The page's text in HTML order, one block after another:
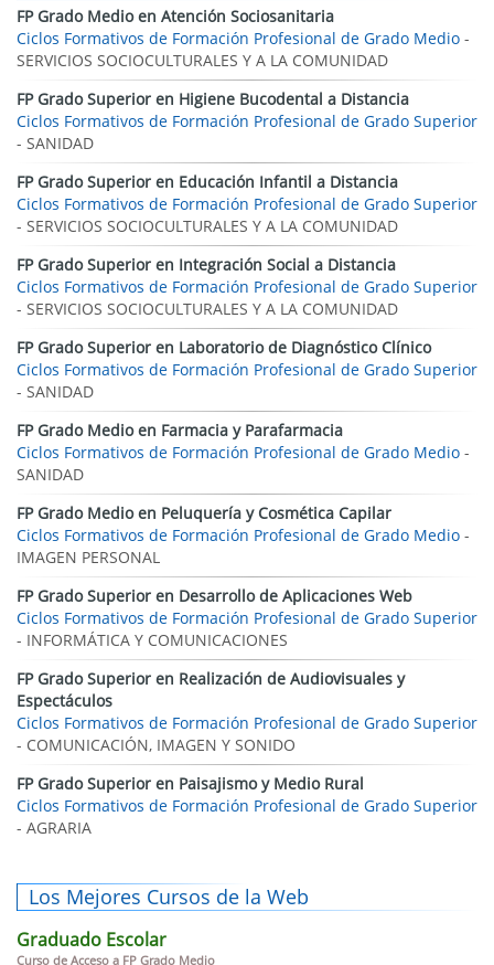
FP Grado Medio en Atención Sociosanitaria
Ciclos Formativos de Formación Profesional de Grado Medio -
SERVICIOS SOCIOCULTURALES Y A LA COMUNIDAD
FP Grado Superior en Higiene Bucodental a Distancia
Ciclos Formativos de Formación Profesional de Grado Superior
- SANIDAD
FP Grado Superior en Educación Infantil a Distancia
Ciclos Formativos de Formación Profesional de Grado Superior
- SERVICIOS SOCIOCULTURALES Y A LA COMUNIDAD
FP Grado Superior en Integración Social a Distancia
Ciclos Formativos de Formación Profesional de Grado Superior
- SERVICIOS SOCIOCULTURALES Y A LA COMUNIDAD
FP Grado Superior en Laboratorio de Diagnóstico Clínico
Ciclos Formativos de Formación Profesional de Grado Superior
- SANIDAD
FP Grado Medio en Farmacia y Parafarmacia
Ciclos Formativos de Formación Profesional de Grado Medio -
SANIDAD
FP Grado Medio en Peluquería y Cosmética Capilar
Ciclos Formativos de Formación Profesional de Grado Medio -
IMAGEN PERSONAL
FP Grado Superior en Desarrollo de Aplicaciones Web
Ciclos Formativos de Formación Profesional de Grado Superior
- INFORMÁTICA Y COMUNICACIONES
FP Grado Superior en Realización de Audiovisuales y
Espectáculos
Ciclos Formativos de Formación Profesional de Grado Superior
- COMUNICACIÓN, IMAGEN Y SONIDO
FP Grado Superior en Paisajismo y Medio Rural
Ciclos Formativos de Formación Profesional de Grado Superior
- AGRARIA
Los Mejores Cursos de la Web
Graduado Escolar
Curso de Acceso a FP Grado Medio